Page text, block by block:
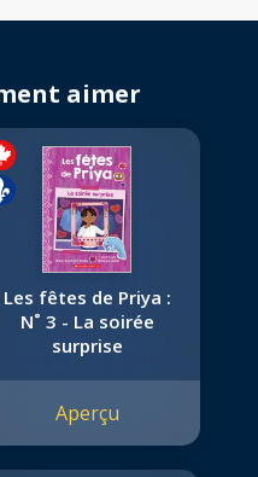
aimer
Les fêtes de Priya :
N˚ 3 - La soirée
surprise
Aperçu